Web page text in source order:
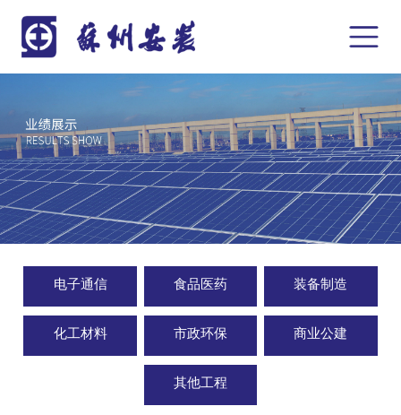
电子通信 食品医药 装备制造
化工材料 市政环保 商业公建
其他工程